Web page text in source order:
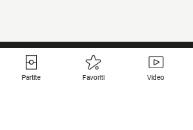
Partite Favoriti Video